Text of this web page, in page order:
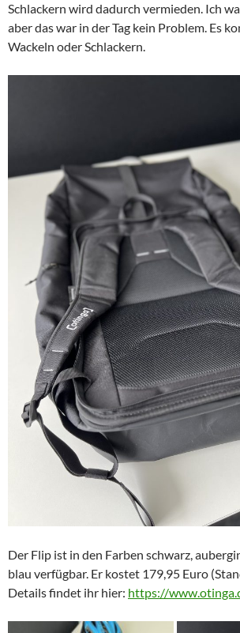
Schlackern wird dadurch vermieden. Ich
aber das war in der Tag kein Problem. Es
Wackeln oder Schlackern.
Der Flip ist in den Farben schwarz,
blau verfügbar. Er kostet 179,95 Euro
Details findet ihr hier: https://